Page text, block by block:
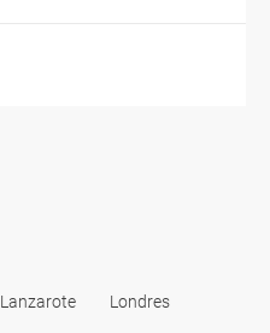
Lanzarote
Londres